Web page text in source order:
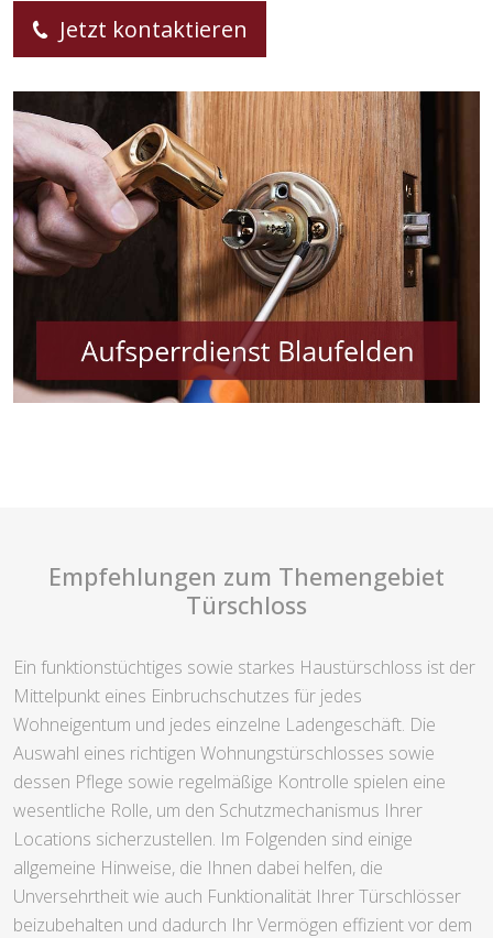
Jetzt kontaktieren
Empfehlungen zum Themengebiet
Türschloss
Ein funktionstüchtiges sowie starkes Haustürschloss ist der
Mittelpunkt eines Einbruchschutzes für jedes
Wohneigentum und jedes einzelne Ladengeschäft. Die
Auswahl eines richtigen Wohnungstürschlosses sowie
dessen Pflege sowie regelmäßige Kontrolle spielen eine
wesentliche Rolle, um den Schutzmechanismus Ihrer
Locations sicherzustellen. Im Folgenden sind einige
allgemeine Hinweise, die Ihnen dabei helfen, die
Unversehrtheit wie auch Funktionalität Ihrer Türschlösser
beizubehalten und dadurch Ihr Vermögen effizient vor dem